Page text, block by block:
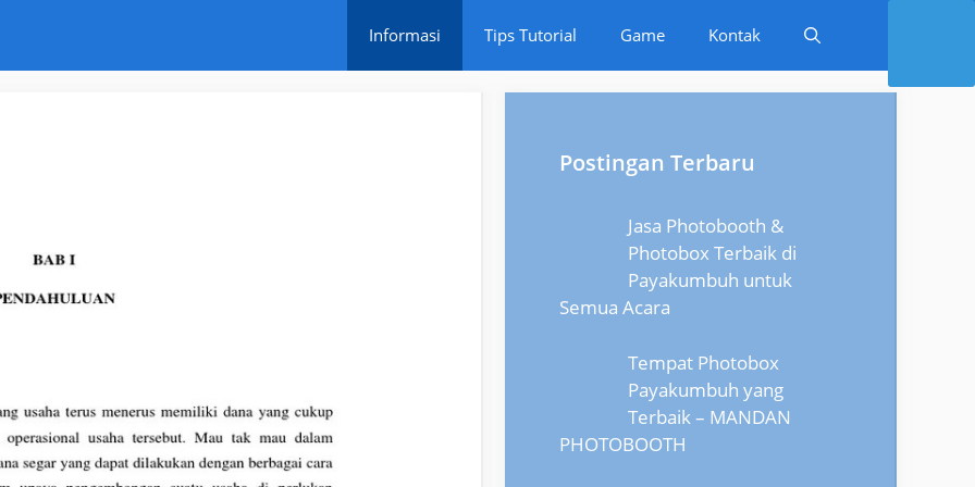
Informasi Tips Tutorial Game Kontak
Postingan Terbaru
Jasa Photobooth &
Photobox Terbaik di
Payakumbuh untuk
Semua Acara
Tempat Photobox
Payakumbuh yang
Terbaik – MANDAN
PHOTOBOOTH